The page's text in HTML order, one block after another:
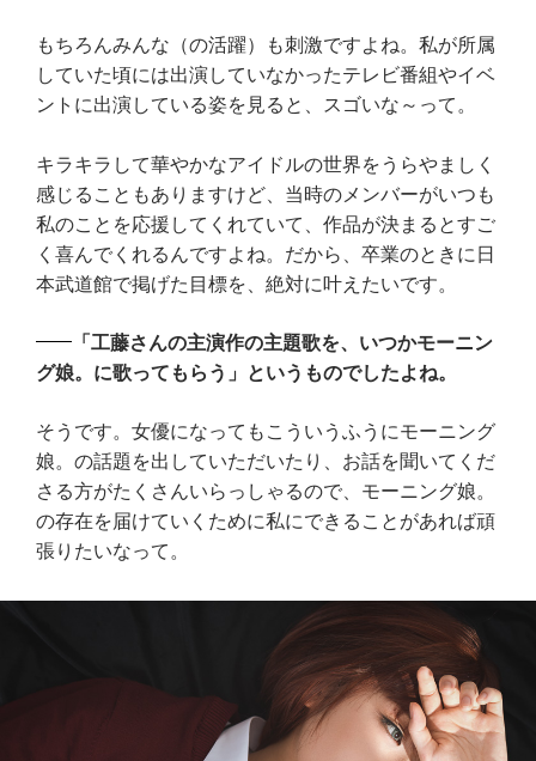
もちろんみんな（の活躍）も刺激ですよね。私が所属
していた頃には出演していなかったテレビ番組やイベ
ントに出演している姿を見ると、スゴいな～って。
キラキラして華やかなアイドルの世界をうらやましく
感じることもありますけど、当時のメンバーがいつも
私のことを応援してくれていて、作品が決まるとすご
く喜んでくれるんですよね。だから、卒業のときに日
本武道館で掲げた目標を、絶対に叶えたいです。
「工藤さんの主演作の主題歌を、いつかモーニン
グ娘。に歌ってもらう」というものでしたよね。
そうです。女優になってもこういうふうにモーニング
娘。の話題を出していただいたり、お話を聞いてくだ
さる方がたくさんいらっしゃるので、モーニング娘。
の存在を届けていくために私にできることがあれば頑
張りたいなって。